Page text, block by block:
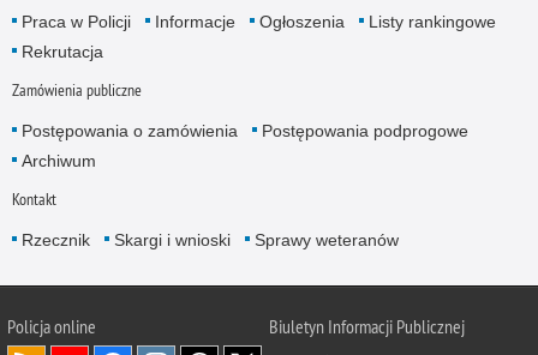
Praca w Policji Informacje Ogłoszenia
Listy rankingowe
Rekrutacja
Zamówienia publiczne
Postępowania o zamówienia
Postępowania podprogowe
Archiwum
Kontakt
Rzecznik Skargi i wnioski Sprawy weteranów
Policjaonline
Biuletyn Informacji Publicznej